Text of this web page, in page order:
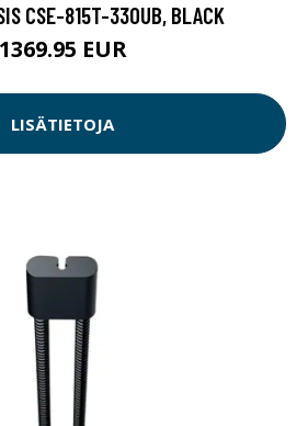
CSE-815T-330UB, BLACK
1369.95 EUR
LISÄTIETOJA